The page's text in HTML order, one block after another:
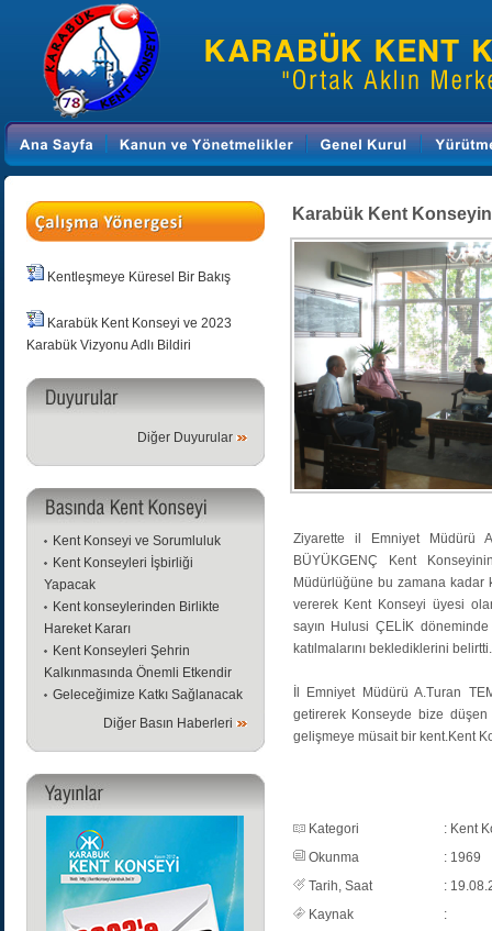
Kentleşmeye Küresel Bir Bakış
Karabük Kent Konseyi ve 2023
Karabük Vizyonu Adlı Bildiri
Diğer Duyurular
Kent Konseyi ve Sorumluluk
Kent Konseyleri İşbirliği
Yapacak
Kent konseylerinden Birlikte
Hareket Kararı
Kent Konseyleri Şehrin
Kalkınmasında Önemli Etkendir
Geleceğimize Katkı Sağlanacak
Diğer Basın Haberleri
Karabük Kent
Ziyarette il Emniyet Müdürü
BÜYÜKGENÇ Kent
Müdürlüğüne bu zamana kadar
vererek Kent Konseyi üyesi
sayın Hulusi ÇELİK
katılmalarını beklediklerini belirtti.
İl Emniyet Müdürü A.Turan
getirerek Konseyde bize düşen
gelişmeye müsait bir kent.Kent
Kategori
: Kent
Okunma
: 1969
Tarih, Saat
:
Kaynak
: